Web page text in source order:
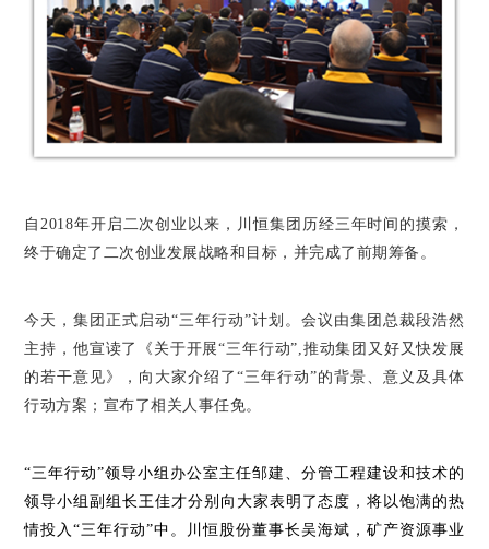
自2018年开启二次创业以来，川恒集团历经三年时间的摸索，
终于确定了二次创业发展战略和目标，并完成了前期筹备。
今天，集团正式启动“三年行动”计划。会议由集团总裁段浩然
主持，他宣读了《关于开展“三年行动”,推动集团又好又快发展
的若干意见》，向大家介绍了“三年行动”的背景、意义及具体
行动方案； 宣布了相关人事任免。
“三年行动”领导小组办公室主任邹建、分管工程建设和技术的
领导小组副组长王佳才分别向大家表明了态度，将以饱满的热
情投入“三年行动”中。川恒股份董事长吴海斌，矿产资源事业